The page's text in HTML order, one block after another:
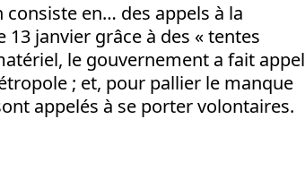
en… des appels à la
janvier grâce à des « tentes
le gouvernement a fait appel
; et, pour pallier le manque
appelés à se porter volontaires.